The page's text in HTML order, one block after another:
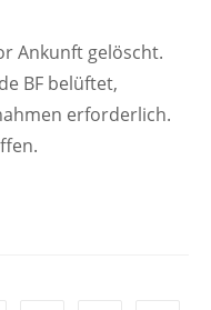
Ankunft gelöscht.
BF belüftet,
erforderlich.